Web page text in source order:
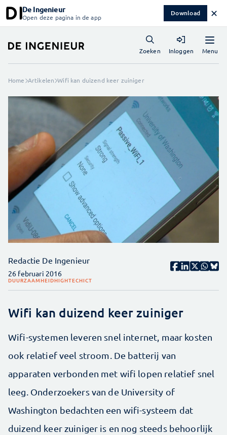
De Ingenieur
Open deze pagina in de app Download ✕
Menu
Zoeken Inloggen
Home Artikelen Wifi kan duizend keer zuiniger
Redactie De Ingenieur
26 februari 2016
DUURZAAMHEIDHIGHTECHICT
Wifi kan duizend keer zuiniger
Wifi-systemen leveren snel internet, maar kosten
ook relatief veel stroom. De batterij van
apparaten verbonden met wifi lopen relatief snel
leeg. Onderzoekers van de University of
Washington bedachten een wifi-systeem dat
duizend keer zuiniger is en nog steeds behoorlijk